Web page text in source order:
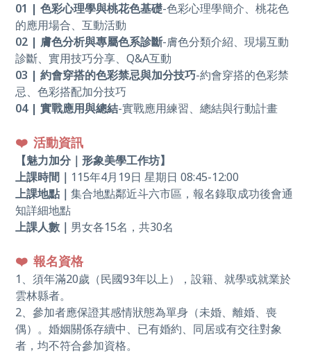
01 | 色彩心理學與桃花色基礎-色彩心理學簡介、桃花色
的應用場合、互動活動
02 | 膚色分析與專屬色系診斷-膚色分類介紹、現場互動
診斷、實用技巧分享、Q&A互動
03 | 約會穿搭的色彩禁忌與加分技巧-約會穿搭的色彩禁
忌、色彩搭配加分技巧
04 | 實戰應用與總結-實戰應用練習、總結與行動計畫
❤️ 活動資訊
【魅力加分｜形象美學工作坊】
上課時間｜ 115年4月19日 星期日 08:45-12:00
上課地點｜集合地點鄰近斗六市區，報名錄取成功後會通
知詳細地點
上課人數｜ 男女各15名，共30名
❤️ 報名資格
1、須年滿20歲（民國93年以上），設籍、就學或就業於
雲林縣者。
2、參加者應保證其感情狀態為單身（未婚、離婚、喪
偶）。婚姻關係存續中、已有婚約、同居或有交往對象
者，均不符合參加資格。